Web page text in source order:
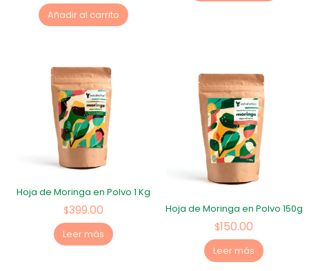
Añadir al carrito
Hoja de Moringa en Polvo 1 Kg
$399.00
Leer más
Hoja de Moringa en Polvo 150g
$150.00
Leer más